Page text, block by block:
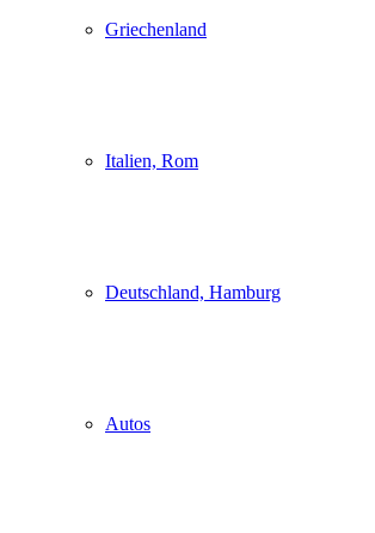
Griechenland
Italien, Rom
Deutschland, Hamburg
Autos